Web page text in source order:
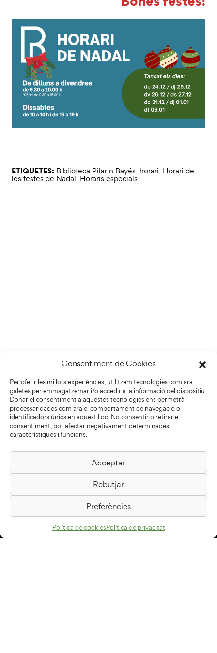
Consentiment de Cookies
Per oferir les millors experiències, utilitzem tecnologies com ara
galetes per emmagatzemar i/o accedir a la informació del dispositiu.
Donar el consentiment a aquestes tecnologies ens permetrà
processar dades com ara el comportament de navegació o
identificadors únics en aquest lloc. No consentir o retirar el
consentiment, pot afectar negativament determinades
característiques i funcions.
Acceptar
Rebutjar
Preferències
Política de cookiesPolítica de privacitat
ETIQUETES: Biblioteca Pilarin Bayés, horari, Horari de
les festes de Nadal, Horaris especials
Biblioteca Pilarin Bayés
Passeig de la Generalitat, 1
08500 Vic